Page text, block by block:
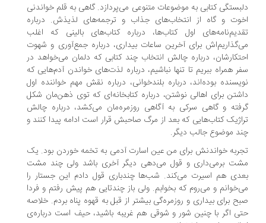
کتابی به موضوعات متنوعی می‌پردازد. گاهی به قلم خواندنی
و گاه از انتخاب‌های جذاب و ترجمه‌های لذیذش. درباره
اول کتاب‌ها، درباره کتاب‌های بالینی که اغلب
برای آخرین ساعات بیداری، درباره جمع‌آوری و شهوت
درباره چالش انتخاب چند کتابی که دلمان می‌خواهد در
همراه ببریم تا تنها نباشیم، درباره لذت‌های خواندن آدم‌هایی که
بوده‌اند، درباره بلندخوانی، درباره نقش مهم خواننده اول
برای اهالی نوشتن، درباره کتابخانه‌ای که توی ذهن‌مان شکل
و گاهی سرکی به آگاهی روزمره‌مان می‌کشد، درباره چالش
کتاب‌هایی که بعد از مرگ صاحبش قرار است ادامه پیدا کنند و
موضوع جالب دیگر.
خواندنش برای من عین اسارت آدمی به تخمه خوردن بود. یک
برمی‌داری و قول می‌دهی دیگر آخری باشد ولی چند مشت
هم اسیرت می‌کند. شب‌ها چندباری قول دادم این جستار را
و می‌روم که بخوابم. ولی باز چندتایی هم پیش رفتم و فردا
برای بیداری و روزمره‌گی بیشتر از قبل به قهوه پناه بردم. خلاصه
اگر با چنین شور و شوقی هم غریبه باشید، حیف است درباره‌ی